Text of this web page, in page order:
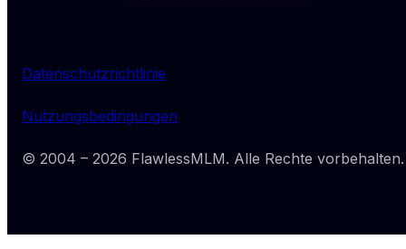
© 2004 – 2026 FlawlessMLM. Alle Rechte vorbehalten.
Nutzungsbedingungen
Datenschutzrichtlinie